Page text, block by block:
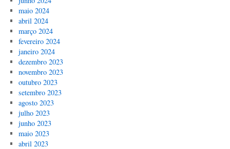
maio 2024
abril 2024
março 2024
fevereiro 2024
janeiro 2024
dezembro 2023
novembro 2023
outubro 2023
setembro 2023
agosto 2023
julho 2023
junho 2023
maio 2023
abril 2023